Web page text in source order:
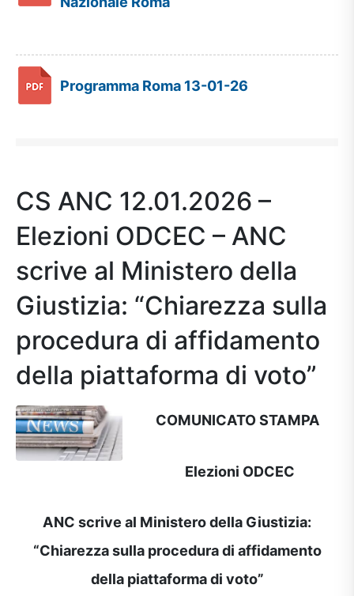
Programma Roma 13-01-26
CS ANC 12.01.2026 –
Elezioni ODCEC – ANC
scrive al Ministero della
Giustizia: “Chiarezza sulla
procedura di affidamento
della piattaforma di voto”
COMUNICATO STAMPA
Elezioni ODCEC
ANC scrive al Ministero della Giustizia:
“Chiarezza sulla procedura di affidamento
della piattaforma di voto”